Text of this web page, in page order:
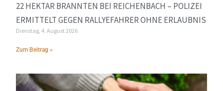
22 HEKTAR BRANNTEN BEI REICHENBACH – POLIZEI
ERMITTELT GEGEN RALLYEFAHRER OHNE ERLAUBNIS
Dienstag, 4. August 2026
Zum Beitrag »